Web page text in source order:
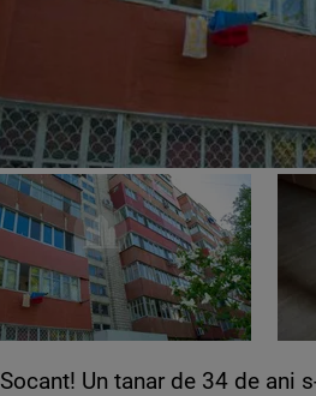
Socant! Un tanar de 34 de ani